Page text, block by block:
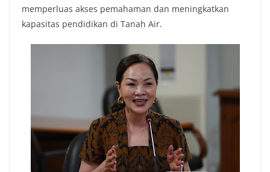
memperluas akses pemahaman dan meningkatkan
kapasitas pendidikan di Tanah Air.